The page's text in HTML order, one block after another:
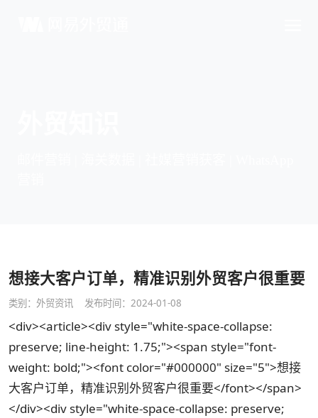
想接大客户订单，精准识别外贸客户很重要
类别： 外贸资讯 发布时间：2024-01-08
<div><article><div style="white-space-collapse:
preserve; line-height: 1.75;"><span style="font-
weight: bold;"><font color="#000000" size="5">想接
大客户订单，精准识别外贸客户很重要</font></span>
</div><div style="white-space-collapse: preserve;